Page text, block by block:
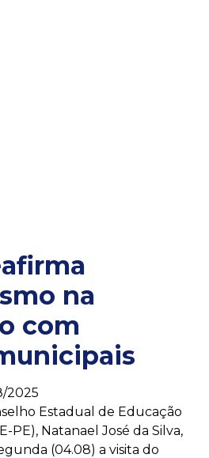
na
com
2025
Estadual de Educação
PE), Natanael José da Silva,
(04.08) a visita do